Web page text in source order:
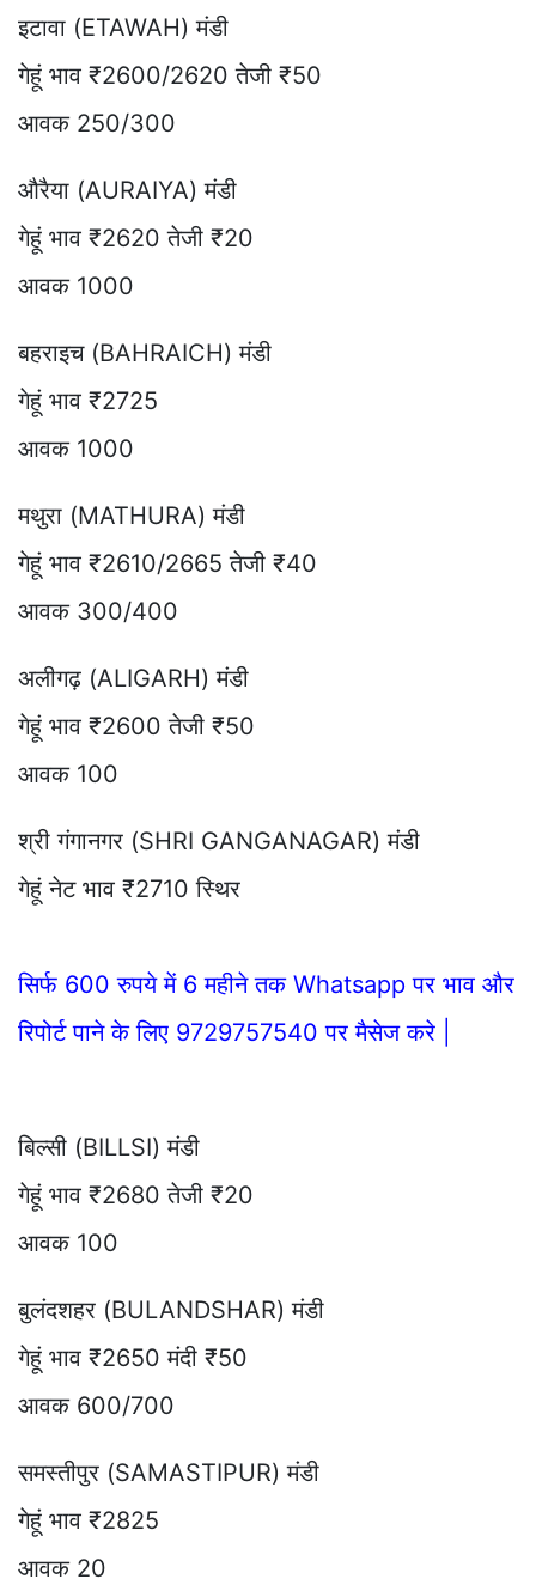
इटावा (ETAWAH) मंडी
गेहूं भाव ₹2600/2620 तेजी ₹50
आवक 250/300
औरैया (AURAIYA) मंडी
गेहूं भाव ₹2620 तेजी ₹20
आवक 1000
बहराइच (BAHRAICH) मंडी
गेहूं भाव ₹2725
आवक 1000
मथुरा (MATHURA) मंडी
गेहूं भाव ₹2610/2665 तेजी ₹40
आवक 300/400
अलीगढ़ (ALIGARH) मंडी
गेहूं भाव ₹2600 तेजी ₹50
आवक 100
श्री गंगानगर (SHRI GANGANAGAR) मंडी
गेहूं नेट भाव ₹2710 स्थिर
सिर्फ 600 रुपये में 6 महीने तक Whatsapp पर भाव और
रिपोर्ट पाने के लिए 9729757540 पर मैसेज करे |
बिल्सी (BILLSI) मंडी
गेहूं भाव ₹2680 तेजी ₹20
आवक 100
बुलंदशहर (BULANDSHAR) मंडी
गेहूं भाव ₹2650 मंदी ₹50
आवक 600/700
समस्तीपुर (SAMASTIPUR) मंडी
गेहूं भाव ₹2825
आवक 20